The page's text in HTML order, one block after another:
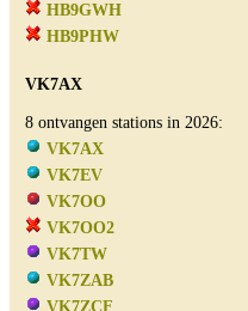
HB9GWH
HB9PHW
VK7AX
8 ontvangen stations in 2026:
VK7AX
VK7EV
VK7OO
VK7OO2
VK7TW
VK7ZAB
VK7ZCF